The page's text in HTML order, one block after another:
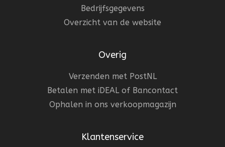
Bedrijfsgegevens
Overzicht van de website
Overig
Verzenden met PostNL
Betalen met iDEAL of Bancontact
Ophalen in ons verkoopmagazijn
Klantenservice